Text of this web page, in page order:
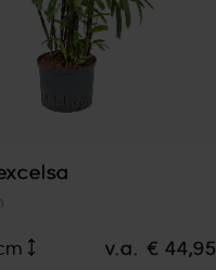
v.a. € 44,95